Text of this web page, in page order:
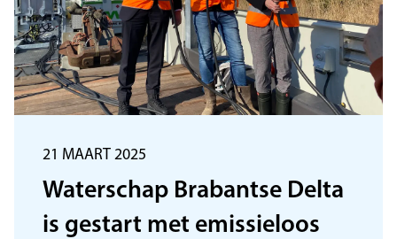
Waterschap Brabantse Delta
is gestart met emissieloos
21 MAART 2025